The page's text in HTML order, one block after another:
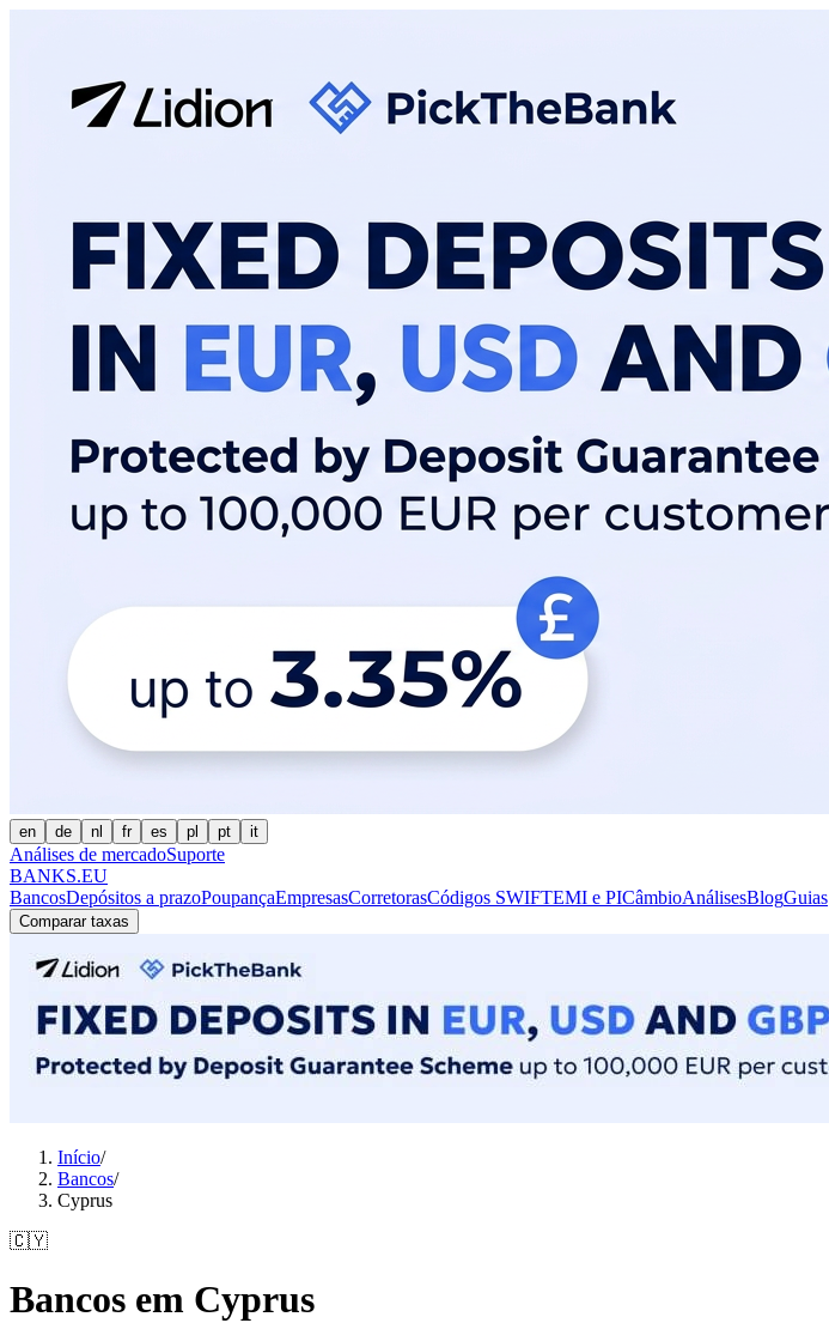
en de nl fr es pl pt it
Análises de mercadoSuporte
BANKS.EU
BancosDepósitos a prazoPoupançaEmpresasCorretorasCódigos SWIFTEMI e PICâmbioAnálisesBlogGuias
Comparar taxas
Início/
Bancos/
Cyprus
🇨🇾
Bancos em Cyprus